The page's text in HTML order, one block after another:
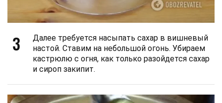
3
Далее требуется насыпать сахар в вишневый
настой. Ставим на небольшой огонь. Убираем
кастрюлю с огня, как только разойдется сахар
и сироп закипит.